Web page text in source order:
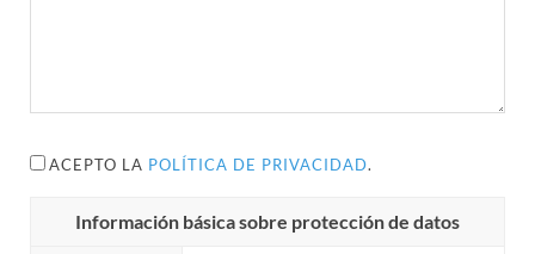
ACEPTO LA POLÍTICA DE PRIVACIDAD.
Información básica sobre protección de datos